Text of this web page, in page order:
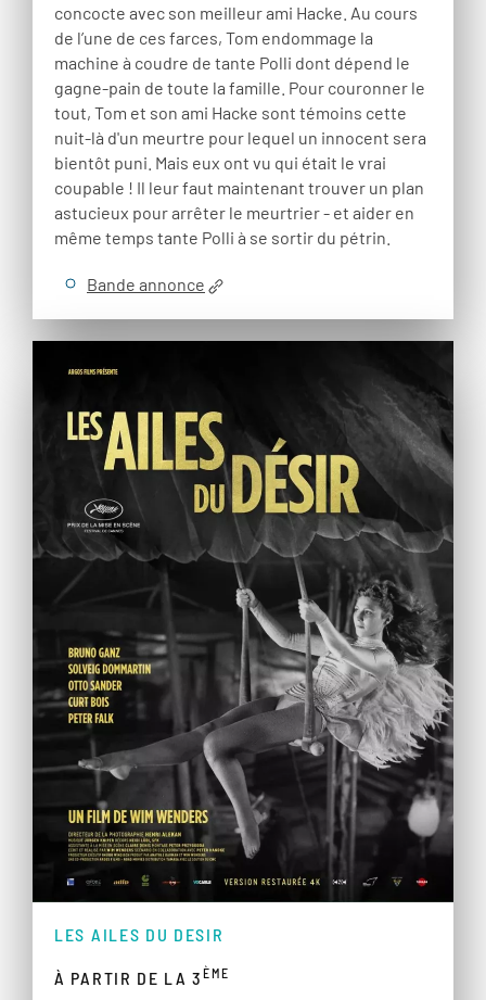
concocte avec son meilleur ami Hacke. Au cours
de l’une de ces farces, Tom endommage la
machine à coudre de tante Polli dont dépend le
gagne-pain de toute la famille. Pour couronner le
tout, Tom et son ami Hacke sont témoins cette
nuit-là d'un meurtre pour lequel un innocent sera
bientôt puni. Mais eux ont vu qui était le vrai
coupable ! Il leur faut maintenant trouver un plan
astucieux pour arrêter le meurtrier - et aider en
même temps tante Polli à se sortir du pétrin.
Bande annonce
LES AILES DU DESIR
À PARTIR DE LA 3ÈME